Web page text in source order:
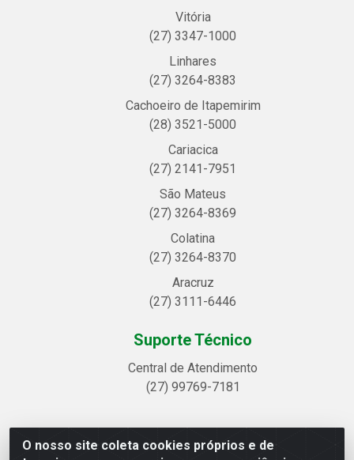
O nosso site coleta cookies próprios e de
Vitória
(27) 3347-1000
Linhares
(27) 3264-8383
Cachoeiro de Itapemirim
(28) 3521-5000
Cariacica
(27) 2141-7951
São Mateus
(27) 3264-8369
Colatina
(27) 3264-8370
Aracruz
(27) 3111-6446
Suporte Técnico
Central de Atendimento
(27) 99769-7181
Linhavix Distribuidora LTDA - Avenida Alegre, 2521 -